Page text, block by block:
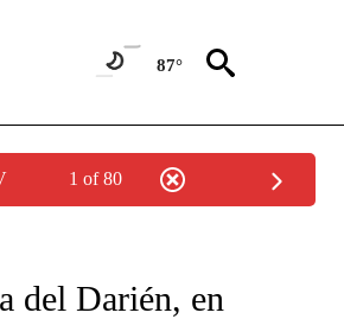
87°
1 of 80
ON "CNN - SPANISH".
del Darién, en